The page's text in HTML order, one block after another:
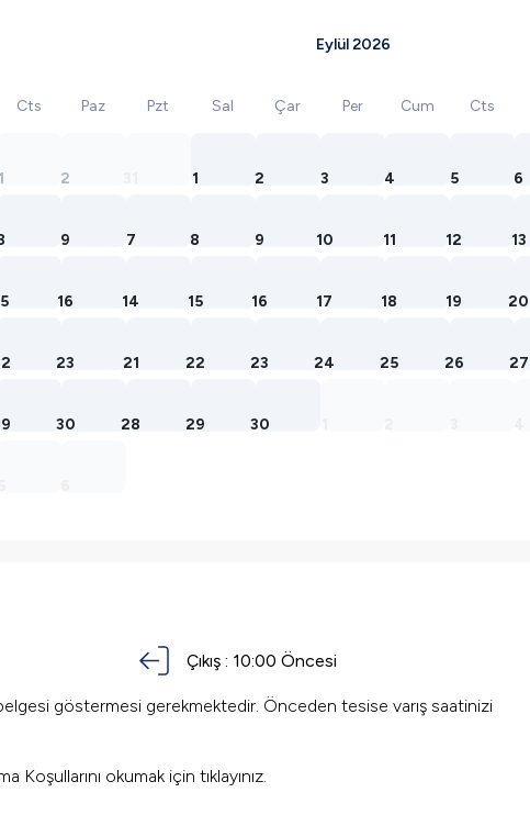
Cts Paz
1 2
9
16
23
30
Eylül 2026
Pzt Sal Çar Per Cum Cts
1 2 3 4 5 6
7 8 9 10 11 12 13
14 15 16 17 18 19 20
21 22 23 24 25 26 27
28 29 30
Çıkış : 10:00 Öncesi
göstermesi gerekmektedir. Önceden tesise varış saatinizi
Koşullarını okumak için tıklayınız.